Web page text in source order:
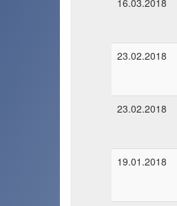
23.02.2018
23.02.2018
19.01.2018